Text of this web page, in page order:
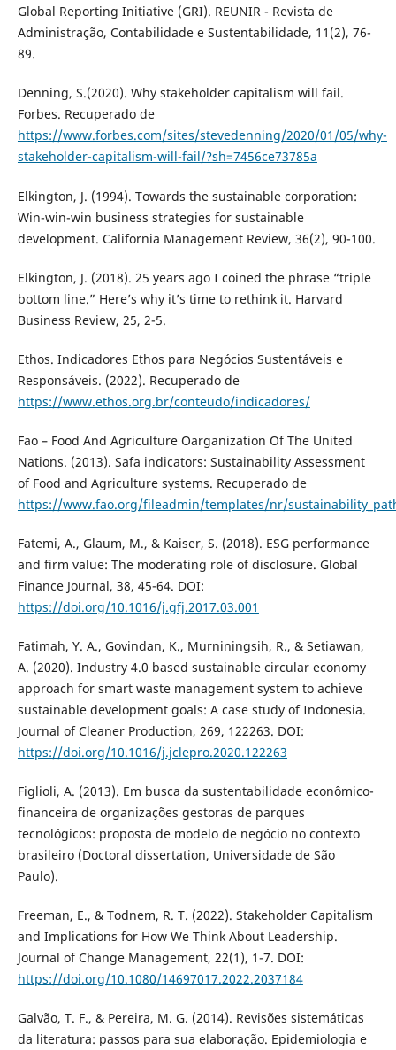
Global Reporting Initiative (GRI). REUNIR - Revista de
Administração, Contabilidade e Sustentabilidade, 11(2), 76-
89.
Denning, S.(2020). Why stakeholder capitalism will fail.
Forbes. Recuperado de
https://www.forbes.com/sites/stevedenning/2020/01/05/why-
stakeholder-capitalism-will-fail/?sh=7456ce73785a
Elkington, J. (1994). Towards the sustainable corporation:
Win-win-win business strategies for sustainable
development. California Management Review, 36(2), 90-100.
Elkington, J. (2018). 25 years ago I coined the phrase “triple
bottom line.” Here’s why it’s time to rethink it. Harvard
Business Review, 25, 2-5.
Ethos. Indicadores Ethos para Negócios Sustentáveis e
Responsáveis. (2022). Recuperado de
https://www.ethos.org.br/conteudo/indicadores/
Fao – Food And Agriculture Oarganization Of The United
Nations. (2013). Safa indicators: Sustainability Assessment
of Food and Agriculture systems. Recuperado de
https://www.fao.org/fileadmin/templates/nr/
Fatemi, A., Glaum, M., & Kaiser, S. (2018). ESG performance
and firm value: The moderating role of disclosure. Global
Finance Journal, 38, 45-64. DOI:
https://doi.org/10.1016/j.gfj.2017.03.001
Fatimah, Y. A., Govindan, K., Murniningsih, R., & Setiawan,
A. (2020). Industry 4.0 based sustainable circular economy
approach for smart waste management system to achieve
sustainable development goals: A case study of Indonesia.
Journal of Cleaner Production, 269, 122263. DOI:
https://doi.org/10.1016/j.jclepro.2020.122263
Figlioli, A. (2013). Em busca da sustentabilidade econômico-
financeira de organizações gestoras de parques
tecnológicos: proposta de modelo de negócio no contexto
brasileiro (Doctoral dissertation, Universidade de São
Paulo).
Freeman, E., & Todnem, R. T. (2022). Stakeholder Capitalism
and Implications for How We Think About Leadership.
Journal of Change Management, 22(1), 1-7. DOI:
https://doi.org/10.1080/14697017.2022.2037184
Galvão, T. F., & Pereira, M. G. (2014). Revisões sistemáticas
da literatura: passos para sua elaboração. Epidemiologia e